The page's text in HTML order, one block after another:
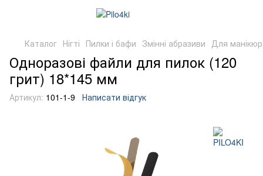
Каталог Нігті Пилки і бафи Змінні абразиви Для
Одноразові файли для пилок (120
грит) 18*145 мм
Артикул: 101-1-9 Написати відгук